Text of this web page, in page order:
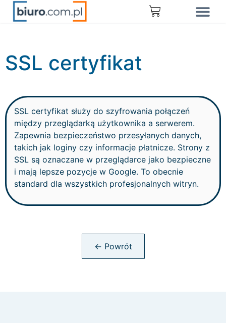
SSL certyfikat
SSL certyfikat służy do szyfrowania połączeń
między przeglądarką użytkownika a serwerem.
Zapewnia bezpieczeństwo przesyłanych danych,
takich jak loginy czy informacje płatnicze. Strony z
SSL są oznaczane w przeglądarce jako bezpieczne
i mają lepsze pozycje w Google. To obecnie
standard dla wszystkich profesjonalnych witryn.
← Powrót